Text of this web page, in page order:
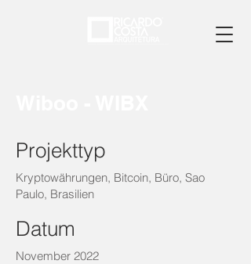
Projekttyp
Kryptowährungen, Bitcoin, Büro, Sao
Paulo, Brasilien
Datum
November 2022